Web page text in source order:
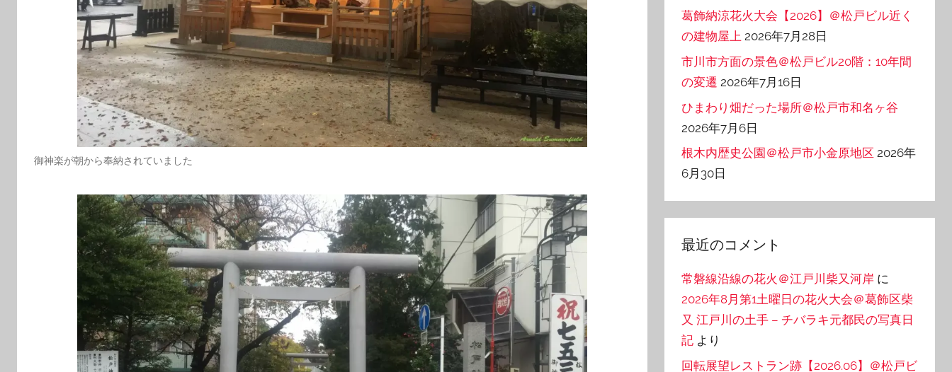
御神楽が朝から奉納されていました
葛飾納涼花火大会【2026】＠松戸ビル近く
の建物屋上 2026年7月28日
市川市方面の景色＠松戸ビル20階：10年間
の変遷 2026年7月16日
ひまわり畑だった場所＠松戸市和名ヶ谷
2026年7月6日
根木内歴史公園＠松戸市小金原地区 2026年
6月30日
最近のコメント
常磐線沿線の花火＠江戸川柴又河岸 に
2026年8月第1土曜日の花火大会＠葛飾区柴
又 江戸川の土手 – チバラキ元都民の写真日
記 より
回転展望レストラン跡【2026.06】＠松戸ビ